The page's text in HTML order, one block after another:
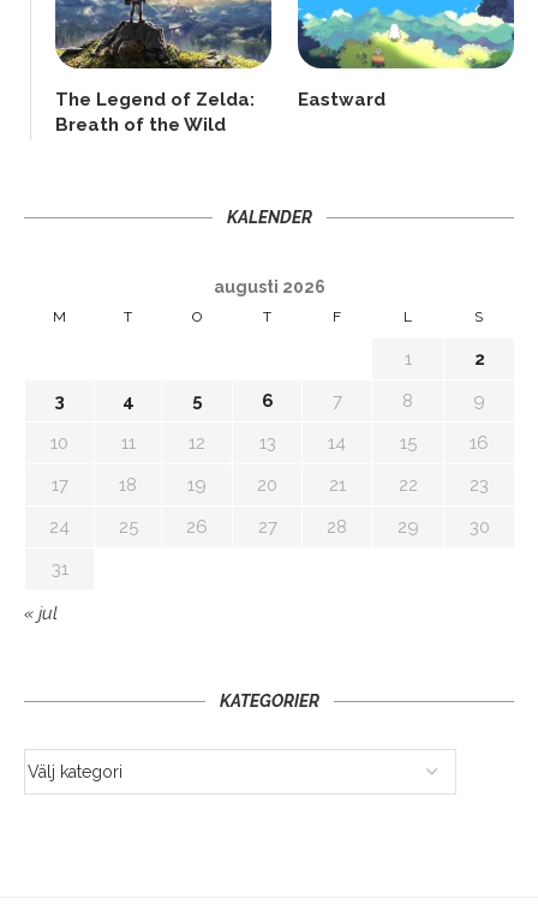
The Legend of Zelda:
Breath of the Wild
Eastward
KALENDER
augusti 2026
M T O T F L S
1
2
3
4 5 6 7 8
9
10
11 12 13 14 15
16
17
18 19 20 21 22
23
24
25 26 27 28 29
30
31
« jul
KATEGORIER